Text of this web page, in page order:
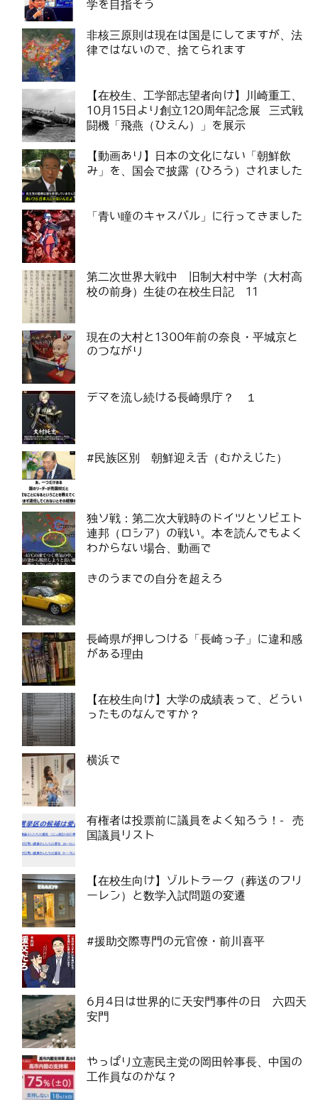
学を目指そう
非核三原則は現在は国是にしてますが、法
律ではないので、捨てられます
【在校生、工学部志望者向け】川崎重工、
10月15日より創立120周年記念展 三式戦
闘機「飛燕（ひえん）」を展示
【動画あり】日本の文化にない「朝鮮飲
み」を、国会で披露（ひろう）されました
「青い瞳のキャスバル」に行ってきました
第二次世界大戦中 旧制大村中学（大村高
校の前身）生徒の在校生日記 11
現在の大村と1300年前の奈良・平城京と
のつながり
デマを流し続ける長崎県庁？ １
#民族区別 朝鮮迎え舌（むかえじた）
独ソ戦：第二次大戦時のドイツとソビエト
連邦（ロシア）の戦い。本を読んでもよく
わからない場合、動画で
きのうまでの自分を超えろ
長崎県が押しつける「長崎っ子」に違和感
がある理由
【在校生向け】大学の成績表って、どうい
ったものなんですか？
横浜で
有権者は投票前に議員をよく知ろう！- 売
国議員リスト
【在校生向け】ゾルトラーク（葬送のフリ
ーレン）と数学入試問題の変遷
#援助交際専門の元官僚・前川喜平
6月4日は世界的に天安門事件の日 六四天
安門
やっぱり立憲民主党の岡田幹事長、中国の
工作員なのかな？